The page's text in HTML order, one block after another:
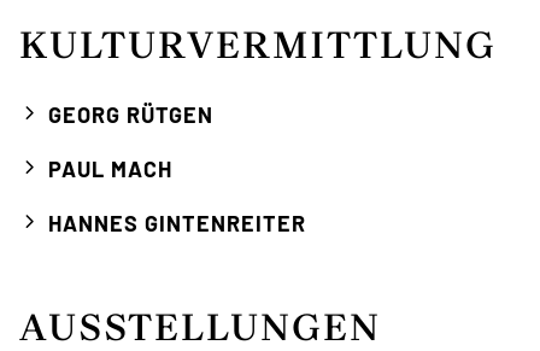
KULTURVERMITTLUNG
GEORG RÜTGEN
PAUL MACH
HANNES GINTENREITER
AUSSTELLUNGEN